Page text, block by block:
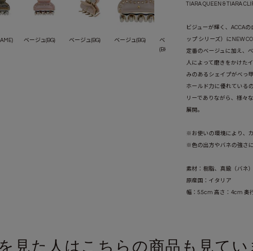
ベージュ(BG) ベージュ(BG) ベージュ(BG)
べっ甲ブラック
(BKKAME)
べっ甲ブラック
(BKKAME)
TIARA QUEEN & TIARA
ビジューが輝く、ACCAの
ップ シリーズ）にNEW
定番のベージュに加え、
人によって磨きをかけた
みのあるシェイプがべっ
ホールド力に優れている
リーでありながら、様々
展開。
※お使いの環境により、
※色の出方やバネの強さ
素材：樹脂、真鍮（バネ
原産国：イタリア
幅：5.5cm 高さ：4cm 奥
見た人はこちらの商品も見てい